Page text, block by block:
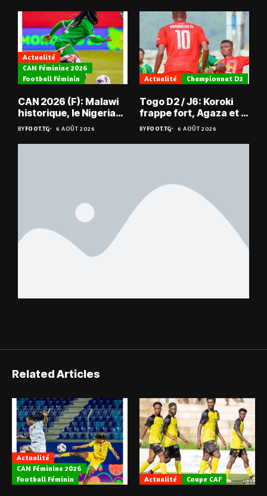
Actualité
CAN Féminine 2026
Football Féminin
CAN 2026 (F): Malawi
historique, le Nigeria
sauvé, la Zambie
éliminée
BYFOOT.TG 6 AOÛT 2026
Actualité Championnat D2
Togo D2 / J6: Koroki
frappe fort, Agaza et la
JCA assurent,
suspense avant Sara
FC – Doumbé FC
BYFOOT.TG 6 AOÛT 2026
Related Articles
Actualité
CAN Féminine 2026
Football Féminin
Actualité Coupe CAF